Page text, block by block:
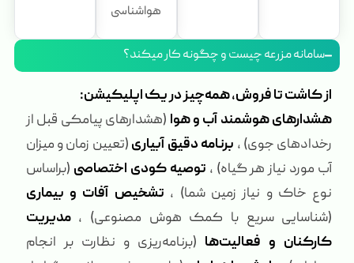
هواشناسی
سامانه مزرعه چیست و چگونه کار میکند؟
از کاشت تا فروش، همه‌چیز در یک اپلیکیشن:
هشدارهای هوشمند آب و هوا (هشدارهای پیامکی قبل از
رخدادهای جوی) ، برنامه دقیق آبیاری (تعیین زمان و میزان
آب مورد نیاز هر گیاه) ، توصیه کودی اختصاصی (براساس
نوع خاک و نیاز زمین شما) ، تشخیص آفات و بیماری
(شناسایی سریع با کمک هوش مصنوعی) ،مدیریت
کارکنان و فعالیت‌ها (برنامه‌ریزی و نظارت بر انجام